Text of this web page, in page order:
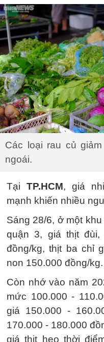
Các loại rau củ
ngoái.
Tại TP.HCM, giá
mạnh khiến nhiều
Sáng 28/6, ở một
quận 3, giá thịt
đồng/kg, thịt ba chỉ
non 150.000 đồng/kg.
Còn nhớ vào năm
mức 100.000 -
giá 150.000 -
170.000 - 180.000
giá thịt heo thời